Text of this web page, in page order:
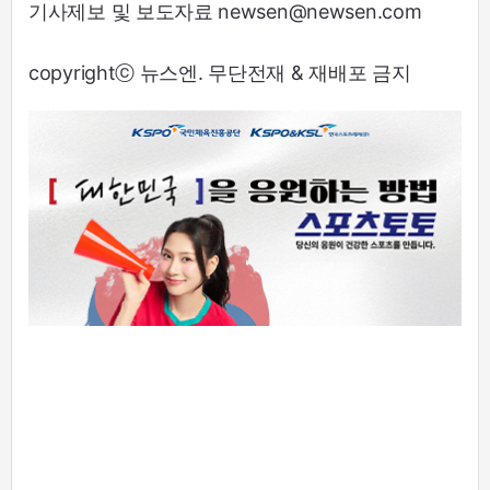
기사제보 및 보도자료 newsen@newsen.com
copyrightⓒ 뉴스엔. 무단전재 & 재배포 금지